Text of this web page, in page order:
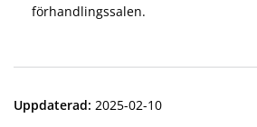
förhandlingssalen.
Uppdaterad: 2025-02-10